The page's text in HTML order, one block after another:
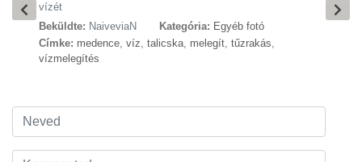
vízét
Beküldte: NaiveviaN Kategória: Egyéb fotó
Címke: medence, víz, talicska, melegít, tűzrakás,
vízmelegítés